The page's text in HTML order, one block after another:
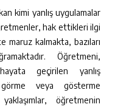
kimi yanlış uygulamalar
hak ettikleri ilgi
maruz kalmakta, bazıları
Öğretmeni,
geçirilen yanlış
veya gösterme
öğretmenin